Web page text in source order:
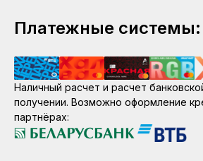
Платежные системы:
Наличный расчет и расчет
получении. Возможно оформление
партнёрах: